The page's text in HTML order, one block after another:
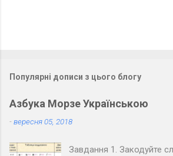
Популярні дописи з цього блогу
Азбука Морзе Українською
-вересня 05, 2018
Завдання 1. Закодуйте